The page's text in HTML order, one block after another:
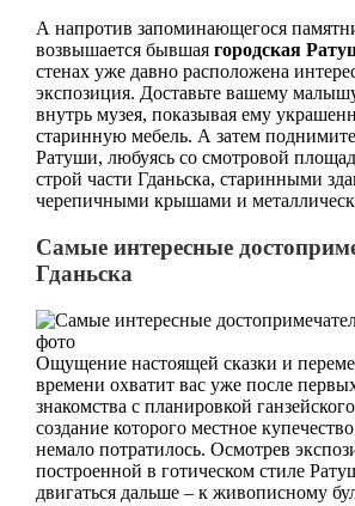
А напротив запоминающегося
возвышается бывшая городская
стенах уже давно расположена
экспозиция. Доставьте вашему
внутрь музея, показывая ему
старинную мебель. А затем
Ратуши, любуясь со смотровой
строй части Гданьска, старинными
черепичными крышами и
Самые интересные
Гданьска
Ощущение настоящей сказки и
времени охватит вас уже после
знакомства с планировкой
создание которого местное
немало потратилось. Осмотрев
построенной в готическом стиле
двигаться дальше – к живописному